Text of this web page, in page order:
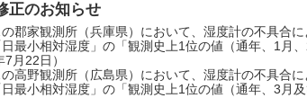
正のお知らせ
郡家観測所（兵庫県）において、湿度計の不具合
最小相対湿度」の「観測史上1位の値（通年、1月
7月22日）
高野観測所（広島県）において、湿度計の不具合
最小相対湿度」の「観測史上1位の値（通年、3月